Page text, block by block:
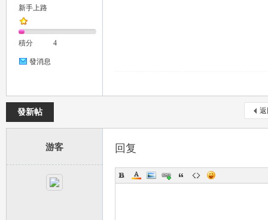
新手上路
積分 4
發消息
發新帖
游客 回复